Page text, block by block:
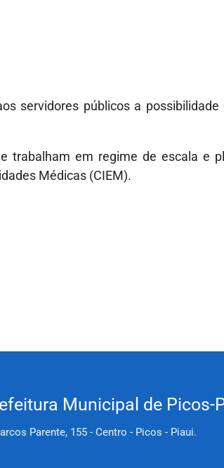
servidores públicos a possibilidade
trabalham em regime de escala e
Médicas (CIEM).
Municipal de Picos-
Parente, 155 - Centro - Picos - Piaui.